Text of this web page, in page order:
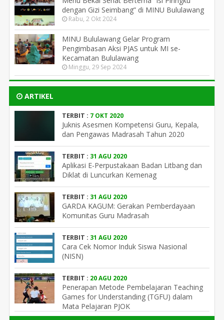
dengan Gizi Seimbang” di MINU Bululawang
Rabu, 2 Okt 2024
MINU Bululawang Gelar Program
Pengimbasan Aksi PJAS untuk MI se-
Kecamatan Bululawang
Minggu, 29 Sep 2024
ARTIKEL
TERBIT : 7 OKT 2020
Juknis Asesmen Kompetensi Guru, Kepala,
dan Pengawas Madrasah Tahun 2020
TERBIT : 31 AGU 2020
Aplikasi E-Perpustakaan Badan Litbang dan
Diklat di Luncurkan Kemenag
TERBIT : 31 AGU 2020
GARDA KAGUM: Gerakan Pemberdayaan
Komunitas Guru Madrasah
TERBIT : 31 AGU 2020
Cara Cek Nomor Induk Siswa Nasional
(NISN)
TERBIT : 20 AGU 2020
Penerapan Metode Pembelajaran Teaching
Games for Understanding (TGFU) dalam
Mata Pelajaran PJOK